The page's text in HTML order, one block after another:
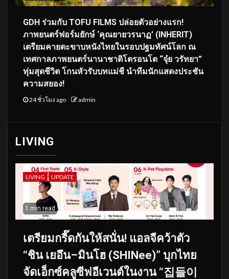
GDH ร่วมกับ TOFU FILMS ปล่อยตัวอย่างแรก!
ภาพยนตร์ฟอร์มยักษ์ ‘คุณยายวรนาฏ’ (INHERIT)
เตรียมคายตะขาบหนังไทยในรอบปฐมทัศน์โลก ณ
เทศกาลภาพยนตร์นานาชาติโตรอนโต “จุ๋ย วรัทยา”
ทุ่มสุดชีวิต โกนหัวรับบทแม่ชี นำทีมนักแสดงประชัน
ความสยอง!
24 ชั่วโมง ago admin
LIVING
LIVING UPDATE
1 min read
เตรียมกรี๊ดกันให้สนั่น! แอลจีคว้าตัว
“ชิน เยอึน–มินโฮ (SHINee)” บุกไทย
จัดเอ็กซ์คลูซีฟอีเวนต์ในงาน “집들이